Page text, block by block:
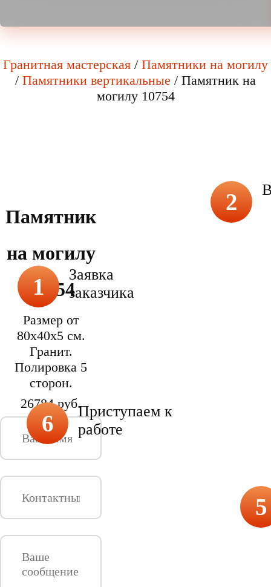
Гранитная мастерская / Памятники на могилу
/ Памятники вертикальные / Памятник на
могилу 10754
Памятник
на могилу
10754
Размер от
80х40х5 см.
Гранит.
Полировка 5
сторон.
26784 руб.
1
Заявка
заказчика
2
5
6
Приступаем к
работе